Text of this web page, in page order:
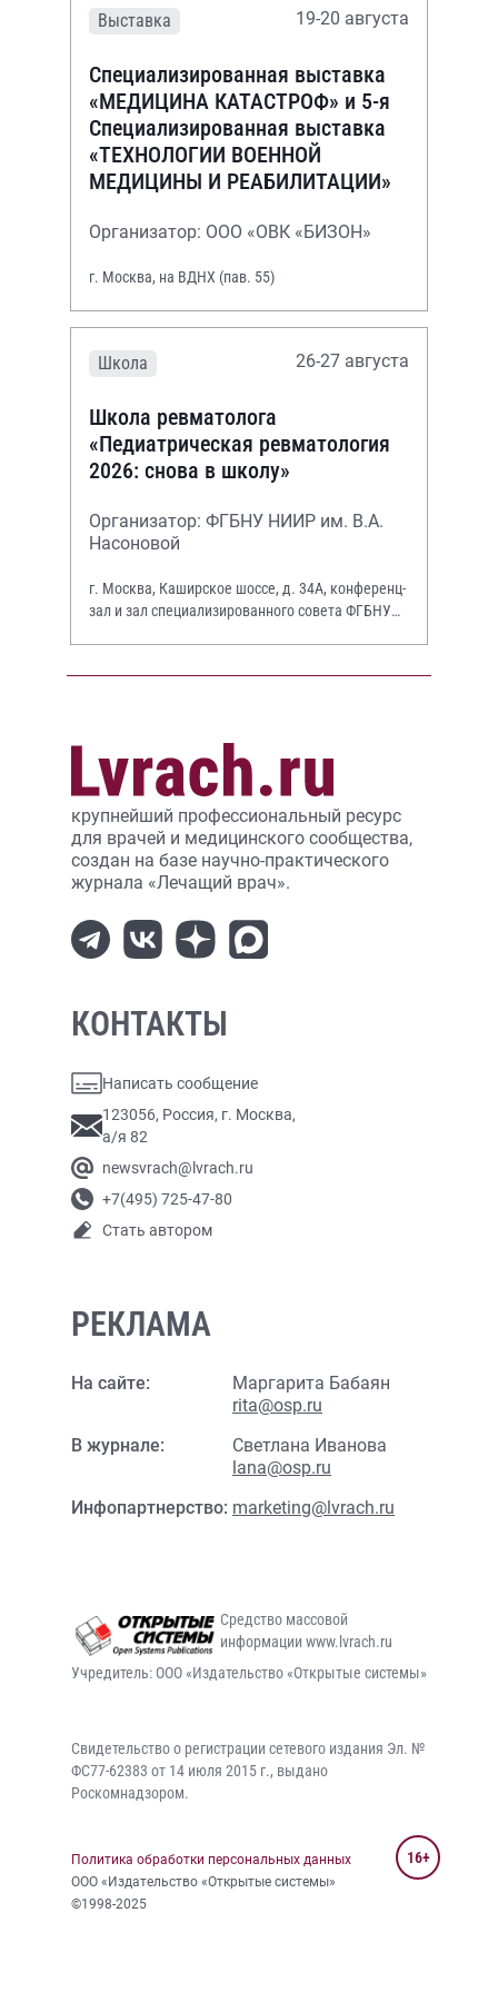
Выставка 19-20 августа
Специализированная выставка
«МЕДИЦИНА КАТАСТРОФ» и 5-я
Специализированная выставка
«ТЕХНОЛОГИИ ВОЕННОЙ
МЕДИЦИНЫ И РЕАБИЛИТАЦИИ»
Организатор: ООО «ОВК «БИЗОН»
г. Москва, на ВДНХ (пав. 55)
Школа 26-27 августа
Школа ревматолога
«Педиатрическая ревматология
2026: снова в школу»
Организатор: ФГБНУ НИИР им. В.А.
Насоновой
г. Москва, Каширское шоссе, д. 34А, конференц-
зал и зал специализированного совета ФГБНУ
крупнейший профессиональный ресурс
для врачей и медицинского сообщества,
создан на базе научно-практического
журнала «Лечащий врач».
КОНТАКТЫ
Написать сообщение
123056, Россия, г. Москва,
а/я 82
newsvrach@lvrach.ru
+7(495) 725-47-80
Стать автором
РЕКЛАМА
На сайте:
Маргарита Бабаян
rita@osp.ru
В журнале:
Светлана Иванова
lana@osp.ru
Инфопартнерство: marketing@lvrach.ru
Средство массовой
информации www.lvrach.ru
Учредитель: ООО «Издательство «Открытые системы»
Свидетельство о регистрации сетевого издания Эл. №
ФС77-62383 от 14 июля 2015 г., выдано
Роскомнадзором.
Политика обработки персональных данных
ООО «Издательство «Открытые системы»
©1998-2025
16+